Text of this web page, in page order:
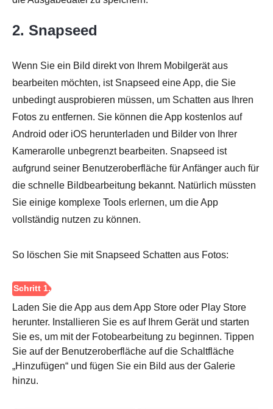
2. Snapseed
Wenn Sie ein Bild direkt von Ihrem Mobilgerät aus
bearbeiten möchten, ist Snapseed eine App, die Sie
unbedingt ausprobieren müssen, um Schatten aus Ihren
Fotos zu entfernen. Sie können die App kostenlos auf
Android oder iOS herunterladen und Bilder von Ihrer
Kamerarolle unbegrenzt bearbeiten. Snapseed ist
aufgrund seiner Benutzeroberfläche für Anfänger auch für
die schnelle Bildbearbeitung bekannt. Natürlich müssten
Sie einige komplexe Tools erlernen, um die App
vollständig nutzen zu können.
So löschen Sie mit Snapseed Schatten aus Fotos:
Laden Sie die App aus dem App Store oder Play Store
herunter. Installieren Sie es auf Ihrem Gerät und starten
Sie es, um mit der Fotobearbeitung zu beginnen. Tippen
Sie auf der Benutzeroberfläche auf die Schaltfläche
„Hinzufügen“ und fügen Sie ein Bild aus der Galerie
hinzu.